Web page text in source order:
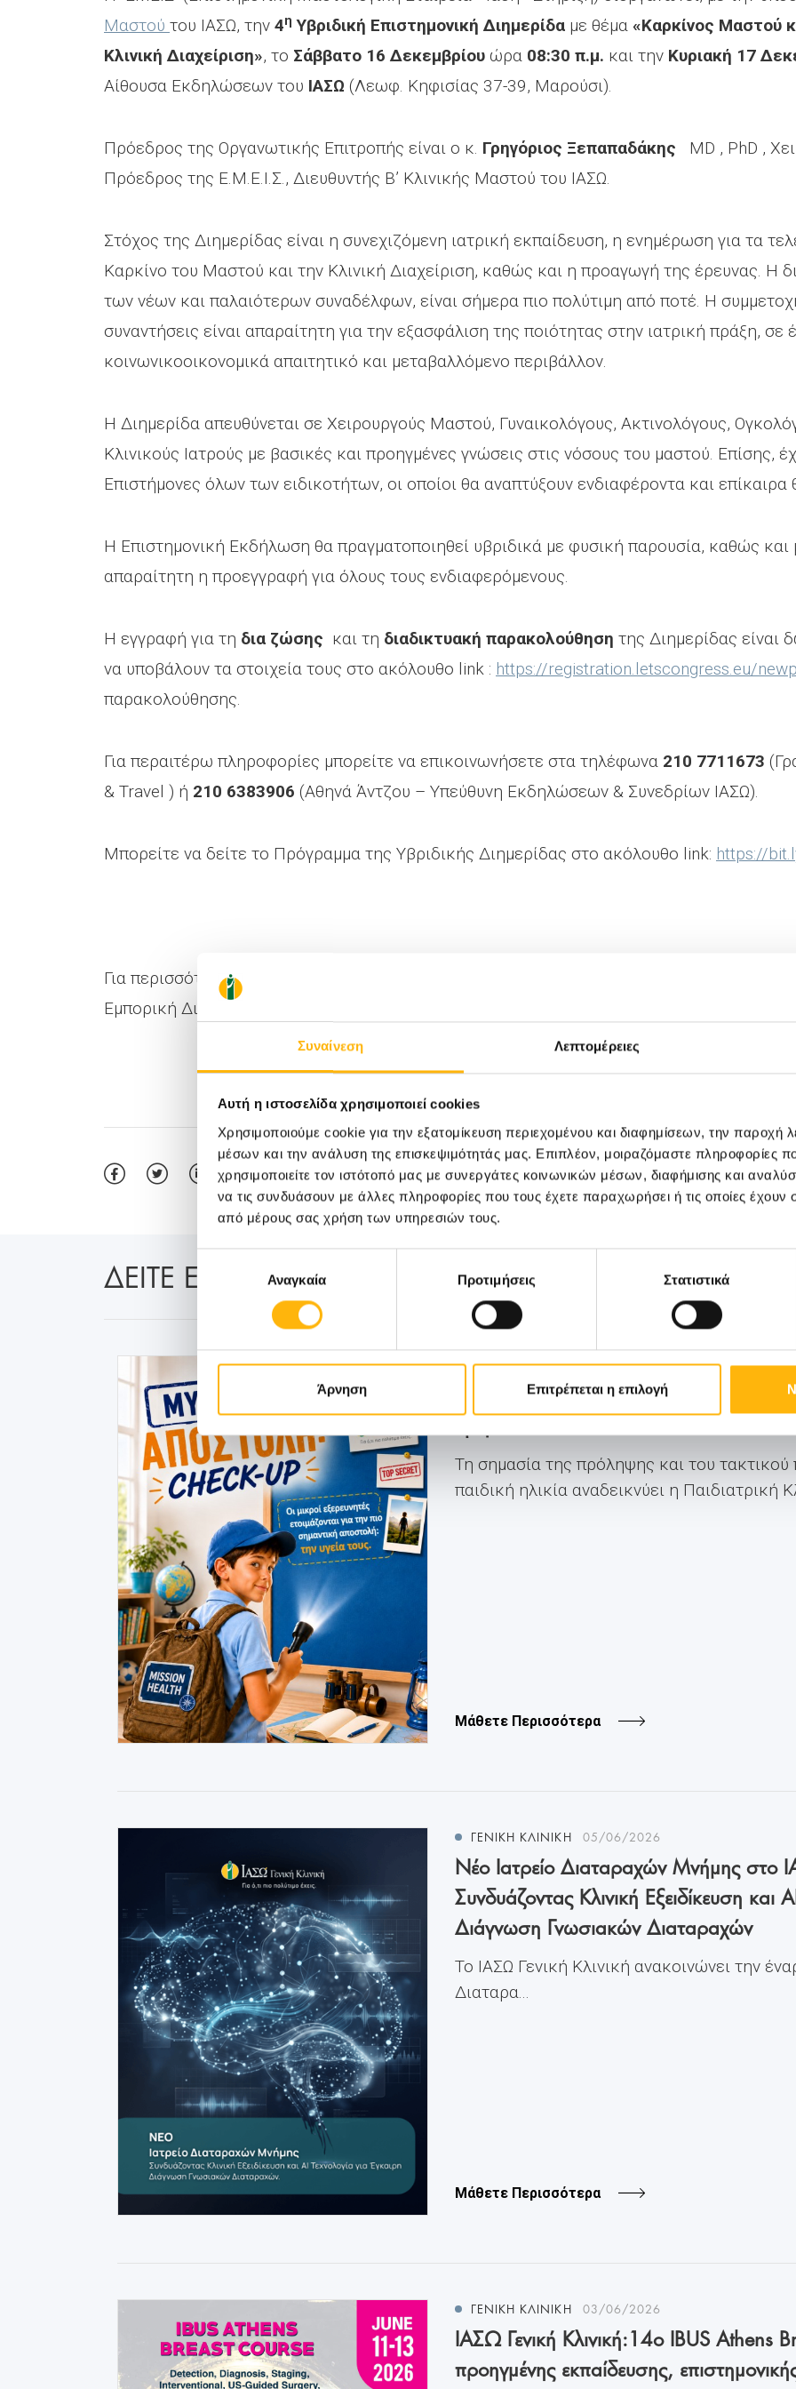
Συναίνεση Λεπτομέρειες
Αυτή η ιστοσελίδα χρησιμοποιεί cookies
Χρησιμοποιούμε cookie για την εξατομίκευση περιεχομένου και διαφημίσεων, την παροχή
μέσων και την ανάλυση της επισκεψιμότητάς μας. Επιπλέον, μοιραζόμαστε πληροφορίες
χρησιμοποιείτε τον ιστότοπό μας με συνεργάτες κοινωνικών μέσων, διαφήμισης και
να τις συνδυάσουν με άλλες πληροφορίες που τους έχετε παραχωρήσει ή τις οποίες έχουν
από μέρους σας χρήση των υπηρεσιών τους.
συγκατάθεσηςΑναγκαία Προτιμήσεις Στατιστικά
Άρνηση Επιτρέπεται η επιλογή
Μαστού του ΙΑΣΩ, την 4η Υβριδική Επιστημονική Διημερίδα με θέμα «Καρκίνος Μαστού
Κλινική Διαχείριση», το Σάββατο 16 Δεκεμβρίου ώρα 08:30 π.μ. και την Κυριακή 17
Αίθουσα Εκδηλώσεων του ΙΑΣΩ (Λεωφ. Κηφισίας 37-39, Μαρούσι).
Πρόεδρος της Οργανωτικής Επιτροπής είναι ο κ. Γρηγόριος Ξεπαπαδάκης
MD , PhD ,
Πρόεδρος της Ε.Μ.Ε.Ι.Σ., Διευθυντής Β’ Κλινικής Μαστού του ΙΑΣΩ.
Στόχος της Διημερίδας είναι η συνεχιζόμενη ιατρική εκπαίδευση, η ενημέρωση για τα
Καρκίνο του Μαστού και την Κλινική Διαχείριση, καθώς και η προαγωγή της έρευνας. Η
των νέων και παλαιότερων συναδέλφων, είναι σήμερα πιο πολύτιμη από ποτέ. Η
συναντήσεις είναι απαραίτητη για την εξασφάλιση της ποιότητας στην ιατρική πράξη, σε
κοινωνικοοικονομικά απαιτητικό και μεταβαλλόμενο περιβάλλον.
Η Διημερίδα απευθύνεται σε Χειρουργούς Μαστού, Γυναικολόγους, Ακτινολόγους,
Κλινικούς Ιατρούς με βασικές και προηγμένες γνώσεις στις νόσους του μαστού. Επίσης,
Επιστήμονες όλων των ειδικοτήτων, οι οποίοι θα αναπτύξουν ενδιαφέροντα και επίκαιρα
Η Επιστημονική Εκδήλωση θα πραγματοποιηθεί υβριδικά με φυσική παρουσία, καθώς και
απαραίτητη η προεγγραφή για όλους τους ενδιαφερόμενους.
Η εγγραφή για τη δια ζώσης και τη διαδικτυακή παρακολούθηση της Διημερίδας είναι
να υποβάλουν τα στοιχεία τους στο ακόλουθο link : https://registration.letscongress.eu/
παρακολούθησης.
Για περαιτέρω πληροφορίες μπορείτε να επικοινωνήσετε στα τηλέφωνα 210 7711673
& Travel ) ή 210 6383906 (Αθηνά Άντζου – Υπεύθυνη Εκδηλώσεων & Συνεδρίων ΙΑΣΩ).
Μπορείτε να δείτε το Πρόγραμμα της Υβριδικής Διημερίδας στο ακόλουθο link: https://
Για περισσότερες δημοσιογραφικές πληροφορίες: Νάνσυ Χριστοπούλου, Διευθύντρια M
Εμπορική Διεύθυνση Ομίλου ΙΑΣΩ, τηλ.: 210 6383917, E-mail :
ΔΕΙΤΕ ΕΠΙΣΗΣ:
ΠΑΙΔΙΑΤΡΙΚΗ 19/06/2026
ΙΑΣΩ: Στο επίκεντρο η πρόληψη με
up για παιδιά
Τη σημασία της πρόληψης και του
παιδική ηλικία αναδεικνύει η Παιδιατρική
Μάθετε Περισσότερα
ΓΕΝΙΚΗ ΚΛΙΝΙΚΗ 05/06/2026
Νέο Ιατρείο Διαταραχών Μνήμης στο
Συνδυάζοντας Κλινική Εξειδίκευση και
Διάγνωση Γνωσιακών Διαταραχών
Το ΙΑΣΩ Γενική Κλινική ανακοινώνει την
Διαταρα...
Μάθετε Περισσότερα
ΓΕΝΙΚΗ ΚΛΙΝΙΚΗ 03/06/2026
ΙΑΣΩ Γενική Κλινική:14ο IBUS Athens
προηγμένης εκπαίδευσης,